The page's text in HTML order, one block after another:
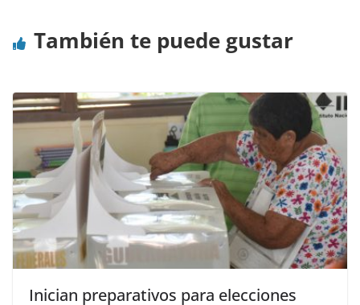
También te puede gustar
Inician preparativos para elecciones